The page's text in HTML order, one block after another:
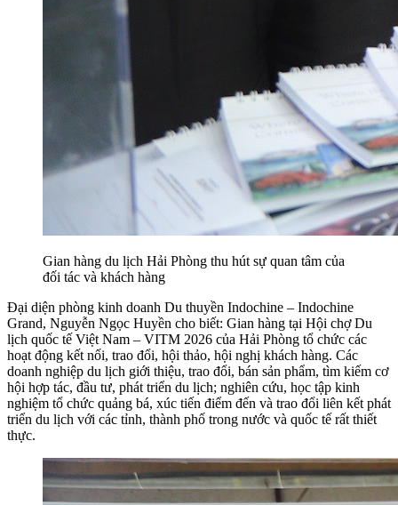
Gian hàng du lịch Hải Phòng thu hút sự quan tâm của
đối tác và khách hàng
Đại diện phòng kinh doanh Du thuyền Indochine – Indochine
Grand, Nguyễn Ngọc Huyền cho biết: Gian hàng tại Hội chợ Du
lịch quốc tế Việt Nam – VITM 2026 của Hải Phòng tổ chức các
hoạt động kết nối, trao đổi, hội thảo, hội nghị khách hàng. Các
doanh nghiệp du lịch giới thiệu, trao đổi, bán sản phẩm, tìm kiếm cơ
hội hợp tác, đầu tư, phát triển du lịch; nghiên cứu, học tập kinh
nghiệm tổ chức quảng bá, xúc tiến điểm đến và trao đổi liên kết phát
triển du lịch với các tỉnh, thành phố trong nước và quốc tế rất thiết
thực.